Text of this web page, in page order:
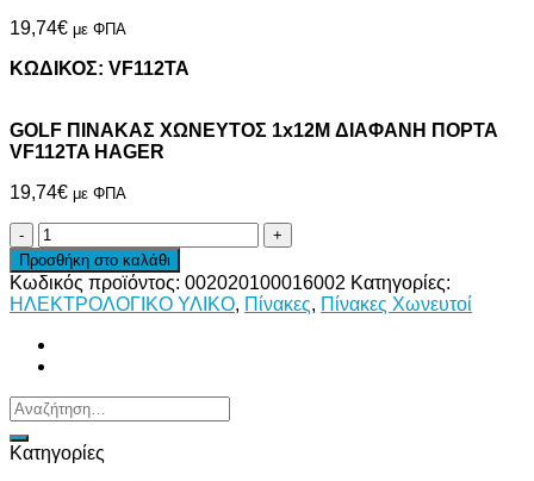
19,74€ με ΦΠΑ
ΚΩΔΙΚΟΣ: VF112TA
GOLF ΠΙΝΑΚΑΣ ΧΩΝΕΥΤΟΣ 1x12M ΔΙΑΦΑΝΗ ΠΟΡΤΑ
VF112TA HAGER
19,74€ με ΦΠΑ
GOLF
ΠΙΝΑΚΑΣ
ΧΩΝΕΥΤΟΣ
1x12M
ΔΙΑΦΑΝΗ
ΠΟΡΤΑ
VF112TA
ποσότητα
Προσθήκη στο καλάθι
Κωδικός προϊόντος: 002020100016002 Κατηγορίες:
ΗΛΕΚΤΡΟΛΟΓΙΚΟ ΥΛΙΚΟ, Πίνακες, Πίνακες Χωνευτοί
Αναζήτηση
για:
Κατηγορίες